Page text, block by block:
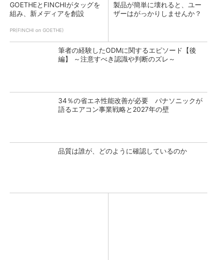
GOETHEとFINCHIがタッグを
組み、新メディアを創設
PR(FINCHI on GOETHE)
製品が簡単に壊れると、ユー
ザーはがっかりしませんか？
筆者の経験したODMに関するエピソード【後
編】 ～注意すべき認識や判断のズレ～
34％の省エネ性能改善が必要 パナソニックが
語るエアコン事業戦略と2027年の壁
品質は誰が、どのように確認しているのか